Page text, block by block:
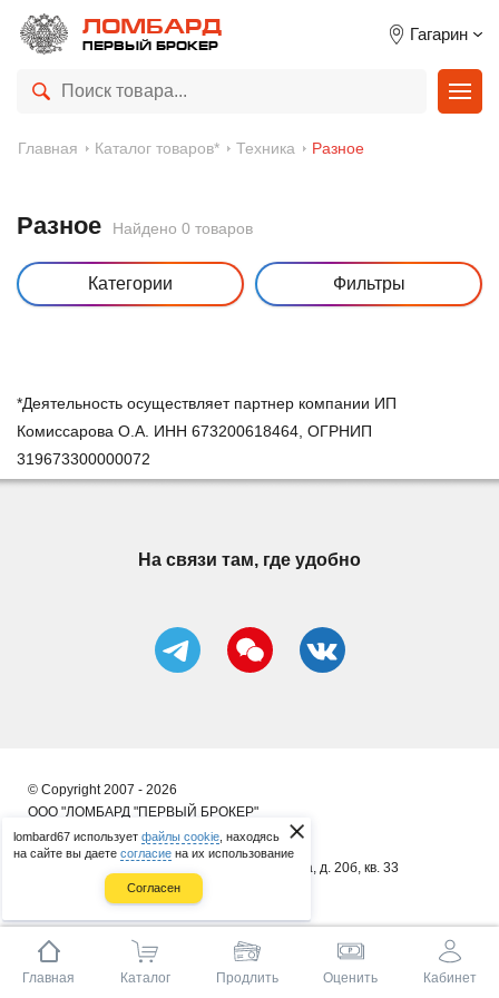
ЛОМБАРД
ПЕРВЫЙ БРОКЕР
Гагарин
Главная Каталог товаров* Техника Разное
Разное Найдено 0 товаров
Категории Фильтры
*Деятельность осуществляет партнер компании ИП
Комиссарова О.А. ИНН 673200618464, ОГРНИП
319673300000072
lombard67 использует файлы cookie , находясь
на сайте вы даете согласие на их использование
Согласен
На связи там, где удобно
© Copyright 2007 - 2026
ООО "ЛОМБАРД "ПЕРВЫЙ БРОКЕР"
ИП Сергеенков А. В.
почт. адрес: 214014, г. Смоленск, ул. 8 Марта, д. 20б, кв. 33
ОГРНИП 314673323400086
Главная Каталог Продлить Оценить Кабинет